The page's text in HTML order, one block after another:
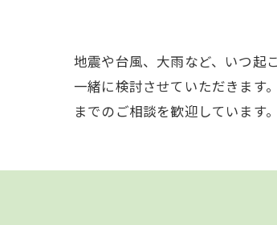
地震や台風、大雨など、いつ起
一緒に検討させていただきます
までのご相談を歓迎しています